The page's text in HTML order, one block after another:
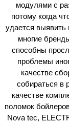
модулями с
потому когда
удается выявить
многие
способны
проблемы
качестве
собираться в
качестве
поломок
Nova tec,